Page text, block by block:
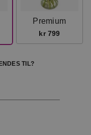
Premium
kr 799
TIL?